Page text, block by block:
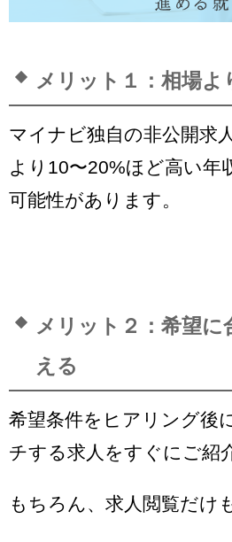
メリット１：相場よ
マイナビ独自の非公開求
より10〜20%ほど高い年
可能性があります。
メリット２：希望に
える
希望条件をヒアリング後
チする求人をすぐにご紹
もちろん、求人閲覧だけ